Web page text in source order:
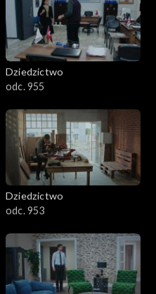
Dziedzictwo
odc. 955
Dziedzictwo
odc. 953